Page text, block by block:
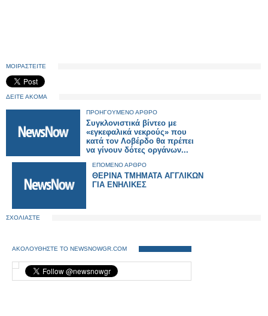
ΜΟΙΡΑΣΤΕΙΤΕ
ΔΕΙΤΕ ΑΚΟΜΑ
ΠΡΟΗΓΟΥΜΕΝΟ ΑΡΘΡΟ
Συγκλονιστικά βίντεο με
«εγκεφαλικά νεκρούς» που
κατά τον Λοβέρδο θα πρέπει
να γίνουν δότες οργάνων...
ΕΠΟΜΕΝΟ ΑΡΘΡΟ
ΘΕΡΙΝΑ ΤΜΗΜΑΤΑ ΑΓΓΛΙΚΩΝ
ΓΙΑ ΕΝΗΛΙΚΕΣ
ΣΧΟΛΙΑΣΤΕ
ΑΚΟΛΟΥΘΗΣΤΕ ΤΟ NEWSNOWGR.COM